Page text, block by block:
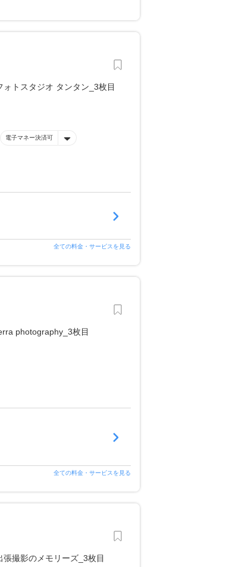
電子マネー決済可
全ての料金・サービスを見る
全ての料金・サービスを見る